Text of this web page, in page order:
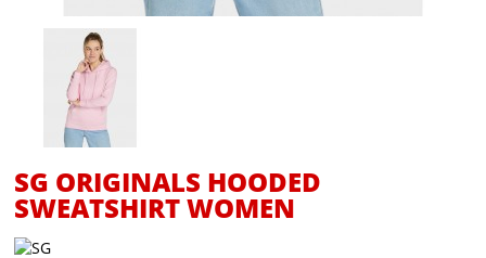
SG ORIGINALS HOODED
SWEATSHIRT WOMEN